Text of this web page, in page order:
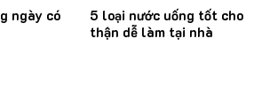
ngày có
5 loại nước uống tốt cho
thận dễ làm tại nhà